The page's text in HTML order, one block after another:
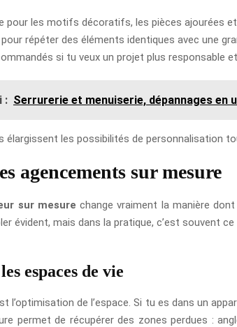
pour les motifs décoratifs, les pièces ajourées
pour répéter des éléments identiques avec une
si tu veux un projet plus responsable
: Serrurerie et menuiserie, dépannages en
les possibilités de personnalisation
agencements sur mesure
sur mesure change vraiment la manière
évident, mais dans la pratique, c’est souvent
espaces de vie
l’optimisation de l’espace. Si tu es dans un
permet de récupérer des zones perdues :